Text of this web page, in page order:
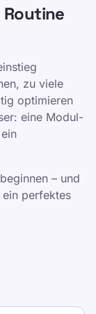
zu viele
optimieren
eine Modul-
– und
perfektes